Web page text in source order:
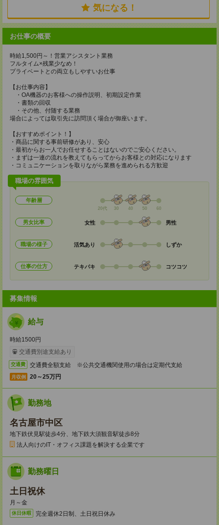
気になる！
お仕事の概要
時給1,500円～！営業アシスタント業務
フルタイム×残業少なめ！
プライベートとの両立もしやすいお仕事
【お仕事内容】
・OA機器のお客様への操作説明、初期設定作業
・書類の回収
・その他、付随する業務
場合によっては取引先に訪問頂く場合が御座います。
【おすすめポイント！】
・商品に関する事前研修があり、安心
・最初からお一人でお任せすることはないのでご安心ください。
・まずは一連の流れを教えてもらってからお客様との対応になります
・コミュニケーションを取りながら業務を進められる方歓迎
職場の雰囲気
年齢層
20代 30 40 50 60
男女比率 女性 男性
職場の様子 活気あり しずか
仕事の仕方 テキパキ コツコツ
募集情報
給与
時給1500円
交通費別途支給あり
交通費 交通費全額支給 ※公共交通機関使用の場合は定期代支給
月収例 20～25万円
勤務地
名古屋市中区
地下鉄伏見駅徒歩4分、地下鉄大須観音駅徒歩8分
法人向けのIT・オフィス課題を解決する企業です
勤務曜日
土日祝休
月～金
休日休暇 完全週休2日制、土日祝日休み